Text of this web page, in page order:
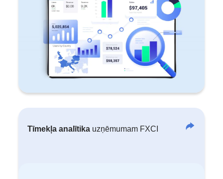
Tīmekļa analītika uzņēmumam FXCI